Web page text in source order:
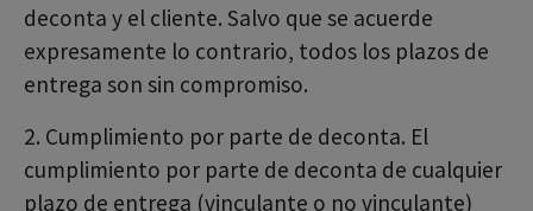
deconta y el cliente. Salvo que se acuerde
expresamente lo contrario, todos los plazos de
entrega son sin compromiso.
2. Cumplimiento por parte de deconta. El
cumplimiento por parte de deconta de cualquier
plazo de entrega (vinculante o no vinculante)